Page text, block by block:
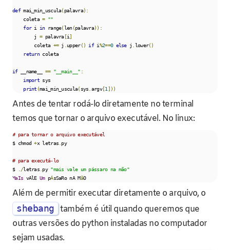
def mai_min_uscula(palavra):
    coleta
= ""
for i in range(len(palavra)):
        j
= palavra[i]
        coleta
+= j upper() if i%2==0 else j lower()
return coleta
if __name__ == "__main__" :
import sys
print (mai_min_uscula(sys argv[1 ]))
Antes de tentar rodá-lo diretamente no terminal
temos que tornar o arquivo executável. No linux:
# para tornar o arquivo executável
$ chmod +x letras py
# para executá-lo
$
./letras py "mais vale um pássaro na mão"
MaIs vAlE Um pÁsSaRo nA MãO
Além de permitir executar diretamente o arquivo, o
shebang também é útil quando queremos que
outras versões do python instaladas no computador
sejam usadas.